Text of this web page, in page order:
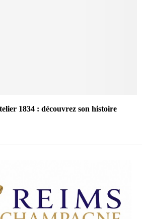
1834 : découvrez son histoire